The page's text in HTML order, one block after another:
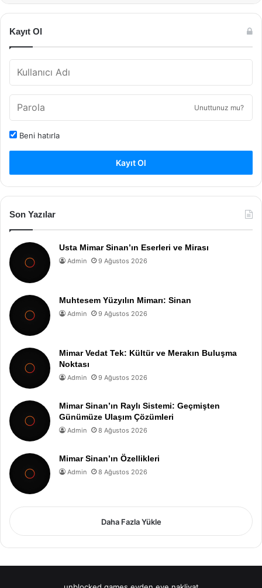
Kayıt Ol
Unuttunuz mu?
Beni hatırla
Kayıt Ol
Son Yazılar
Usta Mimar Sinan’ın Eserleri ve Mirası
Admin 9 Ağustos 2026
Muhtesem Yüzyılın Mimarı: Sinan
Admin 9 Ağustos 2026
Mimar Vedat Tek: Kültür ve Merakın Buluşma
Noktası
Admin 9 Ağustos 2026
Mimar Sinan’ın Raylı Sistemi: Geçmişten
Günümüze Ulaşım Çözümleri
Admin 8 Ağustos 2026
Mimar Sinan’ın Özellikleri
Admin 8 Ağustos 2026
Daha Fazla Yükle